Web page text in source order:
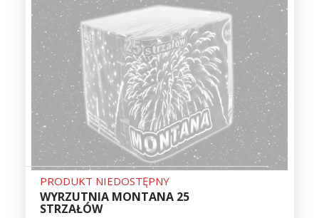
PRODUKT NIEDOSTĘPNY
WYRZUTNIA MONTANA 25
STRZAŁÓW